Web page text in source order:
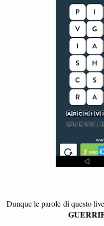
Dunque le parole di questo